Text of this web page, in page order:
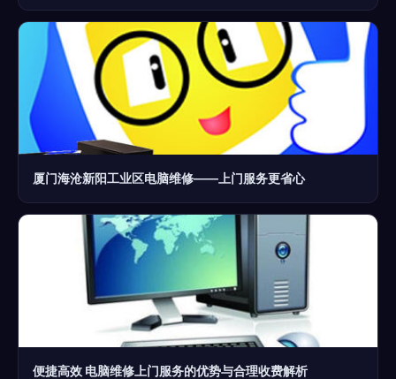
厦门海沧新阳工业区电脑维修——上门服务更省心
便捷高效 电脑维修上门服务的优势与合理收费解析